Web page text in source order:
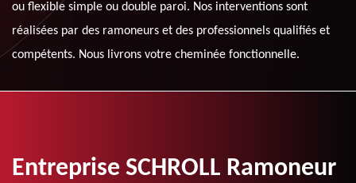
ou flexible simple ou double paroi. Nos interventions sont
réalisées par des ramoneurs et des professionnels qualifiés et
compétents. Nous livrons votre cheminée fonctionnelle.
Entreprise SCHROLL Ramoneur